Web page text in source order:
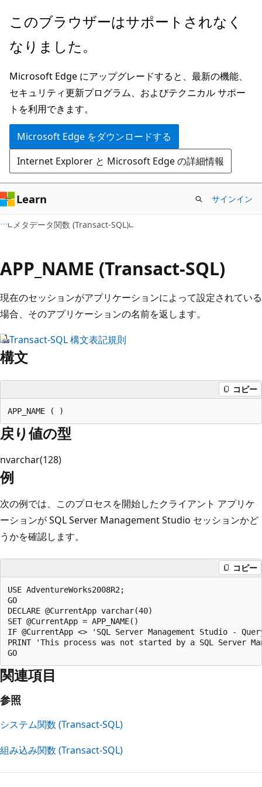
メ
ン
ン
テ
ン
ツ
に
ス
キ
ッ
プ
このブラウザーはサポートされなく
なりました。
Microsoft Edge にアップグレードすると、最新の機能、
セキュリティ更新プログラム、およびテクニカル サポー
トを利用できます。
Microsoft Edge をダウンロードする
Internet Explorer と Microsoft Edge の詳細情報
Learn サインイン
メタデータ関数 (Transact-SQL)
APP_NAME (Transact-SQL)
現在のセッションがアプリケーションによって設定されている
場合、そのアプリケーションの名前を返します。
Transact-SQL 構文表記規則
構文
コピー
戻り値の型
nvarchar(128)
例
次の例では、このプロセスを開始したクライアント アプリケ
ーションが SQL Server Management Studio セッションかど
うかを確認します。
コピー
USE AdventureWorks2008R2;
GO
DECLARE @CurrentApp varchar(40)
SET @CurrentApp = APP_NAME()
IF @CurrentApp <> 'SQL Server Management Studio -
PRINT 'This process was not started by a SQL Server
関連項目
参照
システム関数 (Transact-SQL)
組み込み関数 (Transact-SQL)